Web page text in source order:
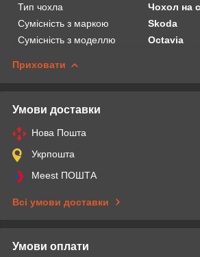
Тип чохла
Чохол на
Сумісність з маркою
Skoda
Сумісність з моделлю
Octavia
Приховати
Умови доставки
Нова Пошта
Укрпошта
Meest ПОШТА
Всі умови доставки
Умови оплати